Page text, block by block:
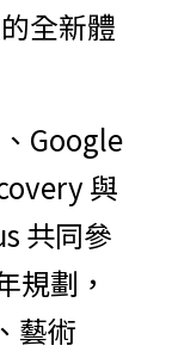
全新體
Google
與
共同參
規劃，
藝術